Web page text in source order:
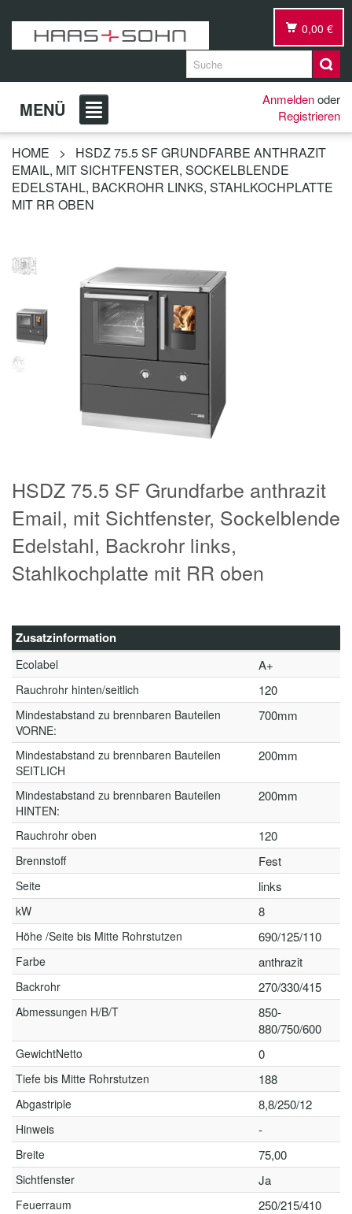
0,00 €
MENÜ Anmeldenoder
Registrieren
HOME >
HSDZ 75.5 SF GRUNDFARBE ANTHRAZIT
EMAIL, MIT SICHTFENSTER, SOCKELBLENDE
EDELSTAHL, BACKROHR LINKS, STAHLKOCHPLATTE
MIT RR OBEN
HSDZ 75.5 SF Grundfarbe anthrazit
Email, mit Sichtfenster, Sockelblende
Edelstahl, Backrohr links,
Stahlkochplatte mit RR oben
Zusatzinformation
Ecolabel A+
Rauchrohr hinten/seitlich 120
Mindestabstand zu brennbaren Bauteilen
VORNE:
700mm
Mindestabstand zu brennbaren Bauteilen
SEITLICH
200mm
Mindestabstand zu brennbaren Bauteilen
HINTEN:
200mm
Rauchrohr oben 120
Brennstoff Fest
Seite links
kW 8
Höhe /Seite bis Mitte Rohrstutzen 690/125/110
Farbe anthrazit
Backrohr 270/330/415
Abmessungen H/B/T
850-
880/750/600
GewichtNetto 0
Tiefe bis Mitte Rohrstutzen 188
Abgastriple 8,8/250/12
Hinweis -
Breite 75,00
Sichtfenster Ja
Feuerraum 250/215/410